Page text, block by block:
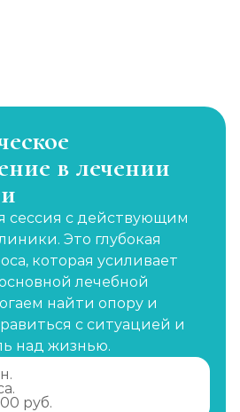
в лечении
сессия с действующим
Это глубокая
которая усиливает
лечебной
найти опору и
с ситуацией и
над жизнью.
руб.